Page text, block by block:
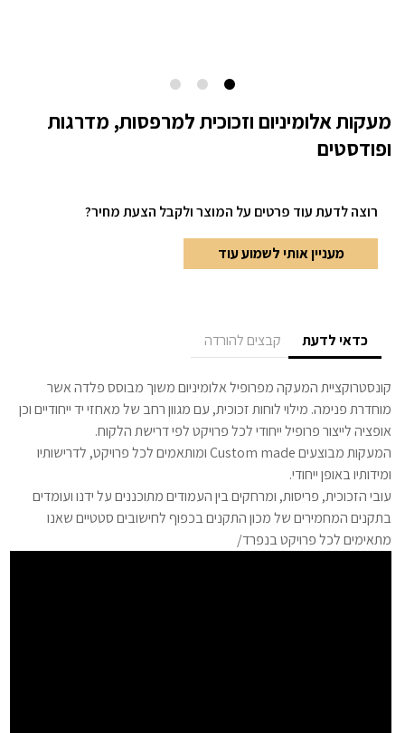
מעקות אלומיניום וזכוכית למרפסות, מדרגות
ופודסטים
רוצה לדעת עוד פרטים על המוצר ולקבל הצעת מחיר?
מעניין אותי לשמוע עוד
כדאי לדעת קבצים להורדה
קונסטרוקציית המעקה מפרופיל אלומיניום משוך מבוסס פלדה אשר
מוחדרת פנימה. מילוי לוחות זכוכית, עם מגוון רחב של מאחזי יד ייחודיים וכן
אופציה לייצור פרופיל ייחודי לכל פרויקט לפי דרישת הלקוח.
המעקות מבוצעים Custom made ומותאמים לכל פרויקט, לדרישותיו
ומידותיו באופן ייחודי.
עובי הזכוכית, פריסות, ומרחקים בין העמודים מתוכננים על ידנו ועומדים
בתקנים המחמירים של מכון התקנים בכפוף לחישובים סטטיים שאנו
מתאימים לכל פרויקט בנפרד/